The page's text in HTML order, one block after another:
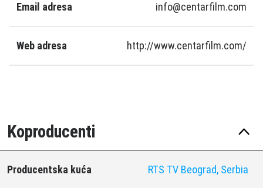
Email adresa info@centarfilm.com
Web adresa http://www.centarfilm.com/
Koproducenti
Producentska kuća RTS TV Beograd, Serbia